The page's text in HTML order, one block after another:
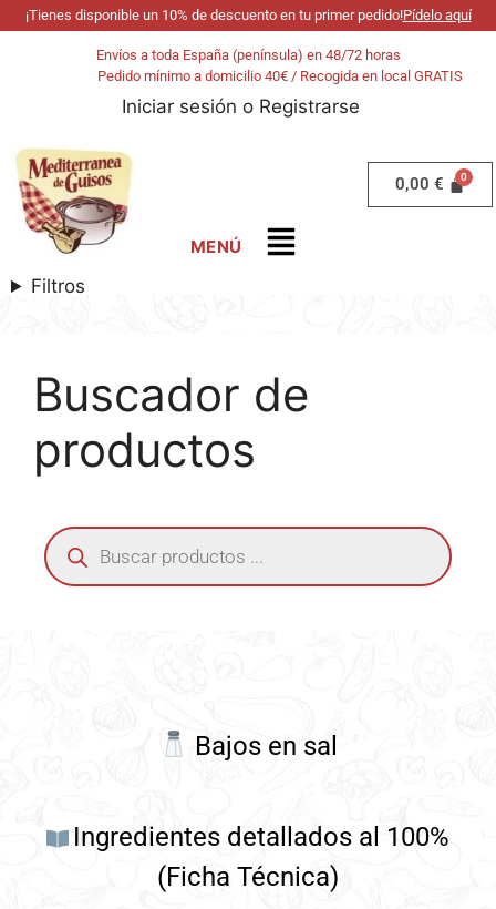
¡Tienes disponible un 10% de descuento en tu primer pedido!Pídelo aquí
Envíos a toda España (península) en 48/72 horas
Pedido mínimo a domicilio 40€ / Recogida en local GRATIS
Iniciar sesión o Registrarse
0,00 €
Filtros
Buscador de
productos
Bajos en sal
Ingredientes detallados al 100%
(Ficha Técnica)